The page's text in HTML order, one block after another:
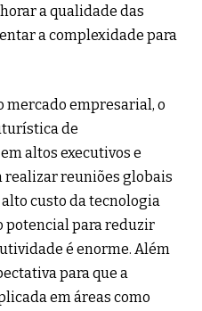
a qualidade das
a complexidade para
mercado empresarial, o
de
altos executivos e
reuniões globais
custo da tecnologia
potencial para reduzir
é enorme. Além
para que a
em áreas como